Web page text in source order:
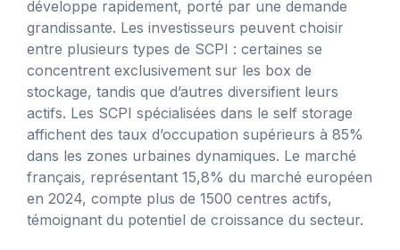
développe rapidement, porté par une demande
grandissante. Les investisseurs peuvent choisir
entre plusieurs types de SCPI : certaines se
concentrent exclusivement sur les box de
stockage, tandis que d’autres diversifient leurs
actifs. Les SCPI spécialisées dans le self storage
affichent des taux d’occupation supérieurs à 85%
dans les zones urbaines dynamiques. Le marché
français, représentant 15,8% du marché européen
en 2024, compte plus de 1500 centres actifs,
témoignant du potentiel de croissance du secteur.